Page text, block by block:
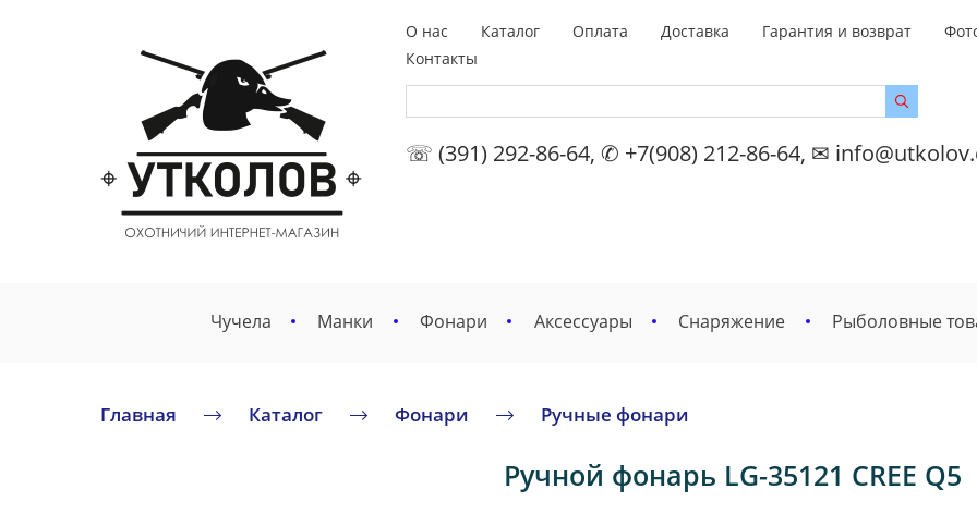
О нас Каталог Оплата Доставка Гарантия и возврат
Контакты
☏ (391) 292-86-64, ✆ +7(908) 212-86-64, ✉
Чучела Манки Фонари Аксессуары Снаряжение Рыболовные
Главная Каталог Фонари Ручные фонари
Ручной фонарь LG-35121 CREE Q5